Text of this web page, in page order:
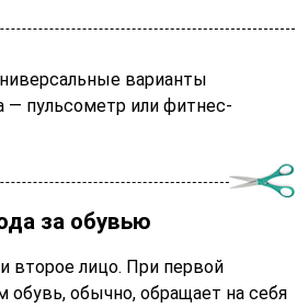
варианты
— пульсометр или фитнес-
за обувью
второе лицо. При первой
обувь, обычно, обращает на себя